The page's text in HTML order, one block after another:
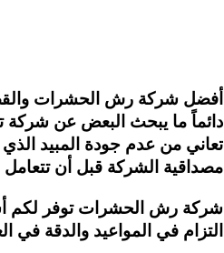
أفضل شركة رش الحشرات
دائماً ما يبحث البعض عن
تعاني من عدم جودة المبيد
مصداقية الشركة قبل أن تتعامل
شركة رش الحشرات توفر لكم
التزام في المواعيد والدقة